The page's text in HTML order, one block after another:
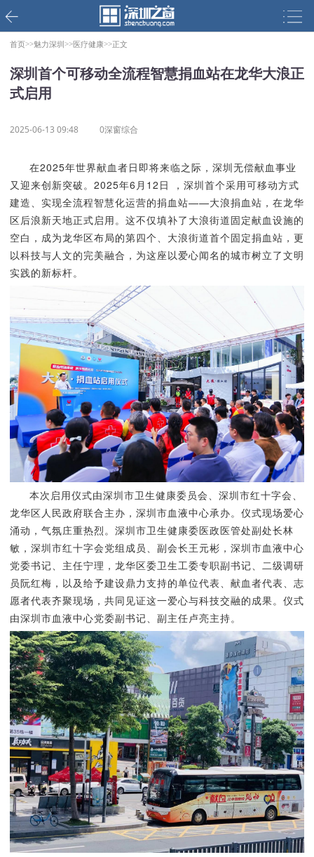
首页>>魅力深圳>>医疗健康>>正文
深圳首个可移动全流程智慧捐血站在龙华大浪正
式启用
2025-06-13 09:48 0深窗综合
在2025年世界献血者日即将来临之际，深圳无偿献血事业
又迎来创新突破。2025年6月12日 ，深圳首个采用可移动方式
建造、实现全流程智慧化运营的捐血站——大浪捐血站，在龙华
区后浪新天地正式启用。这不仅填补了大浪街道固定献血设施的
空白，成为龙华区布局的第四个、大浪街道首个固定捐血站，更
以科技与人文的完美融合，为这座以爱心闻名的城市树立了文明
实践的新标杆。
本次启用仪式由深圳市卫生健康委员会、深圳市红十字会、
龙华区人民政府联合主办，深圳市血液中心承办。仪式现场爱心
涌动，气氛庄重热烈。深圳市卫生健康委医政医管处副处长林
敏，深圳市红十字会党组成员、副会长王元彬，深圳市血液中心
党委书记、主任宁理，龙华区委卫生工委专职副书记、二级调研
员阮红梅，以及给予建设鼎力支持的单位代表、献血者代表、志
愿者代表齐聚现场，共同见证这一爱心与科技交融的成果。仪式
由深圳市血液中心党委副书记、副主任卢亮主持。